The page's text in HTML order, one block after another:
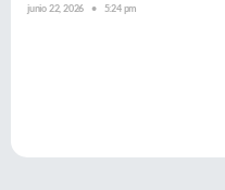
junio 22, 2026 5:24 pm